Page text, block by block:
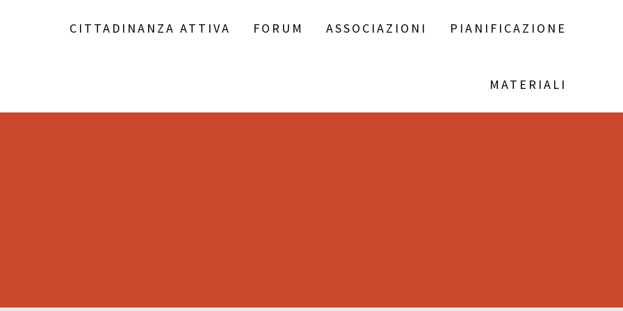
CITTADINANZA ATTIVA FORUM ASSOCIAZIONI PIANIFICAZIONE
MATERIALI